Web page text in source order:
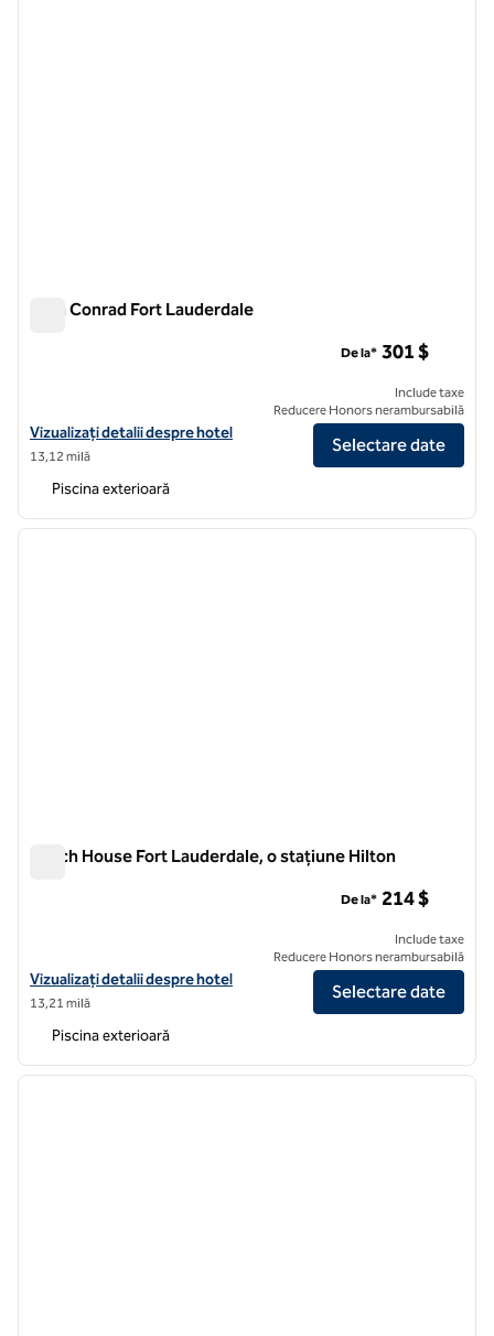
Plajă Conrad Fort Lauderdale
Vizualizați detaliile hotelului pentru plaja Conrad Fort Lauderdale
Vizualizați detalii despre hotel
13,12 milă
De la* 301 $
Include taxe
Reducere Honors nerambursabilă
Selectare date
Piscina exterioară
1 din 12
Beach House Fort Lauderdale, o stațiune Hilton
Vizualizați detaliile hotelului pentru Beach House Fort Lauderdale,
Vizualizați detalii despre hotel
13,21 milă
De la* 214 $
Include taxe
Reducere Honors nerambursabilă
Selectare date
Piscina exterioară
1 din 12